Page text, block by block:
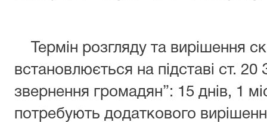
Термін розгляду та вирішення
встановлюється на підставі ст.
звернення громадян”: 15 днів, 1
потребують додаткового